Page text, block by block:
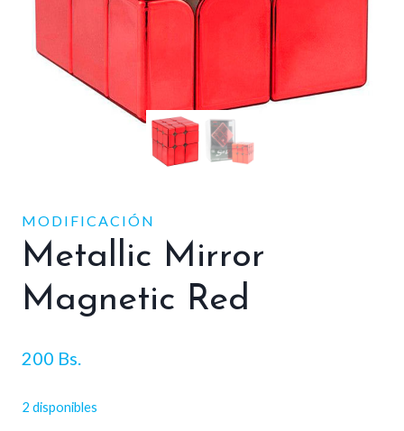
MODIFICACIÓN
Metallic Mirror
Magnetic Red
200 Bs.
2 disponibles